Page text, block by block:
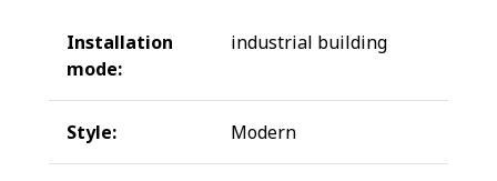
Installation
mode:
industrial building
Style: Modern